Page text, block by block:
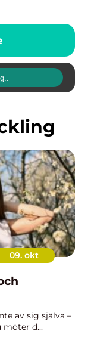
09. okt
av sig själva –
möter d...